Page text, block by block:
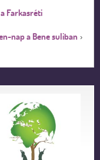
Farkasréti
nap a Bene suliban ›